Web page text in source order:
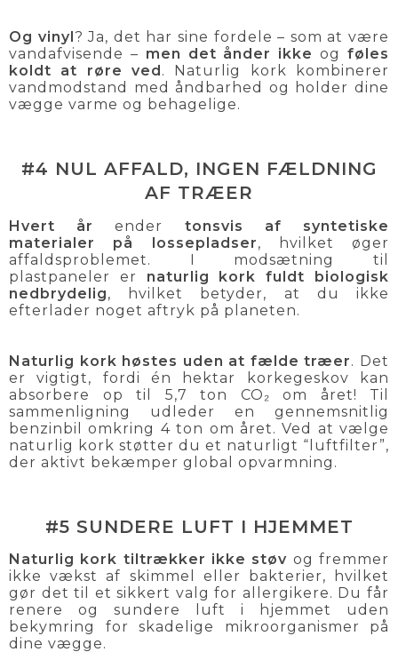
Og vinyl ? Ja, det har sine fordele – som at være
vandafvisende – men det ånder ikke ogføles
koldt at røre ved . Naturlig kork kombinerer
vandmodstand med åndbarhed og holder dine
vægge varme og behagelige.
#4 NUL AFFALD, INGEN FÆLDNING
AF TRÆER
Hvert år ender tonsvis af syntetiske
materialer på lossepladser, hvilket øger
affaldsproblemet. I modsætning til
plastpaneler er naturlig kork fuldt biologisk
nedbrydelig, hvilket betyder, at du ikke
efterlader noget aftryk på planeten.
Naturlig kork høstes uden at fælde træer. Det
er vigtigt, fordi én hektar korkegeskov kan
absorbere op til 5,7 ton CO₂ om året! Til
sammenligning udleder en gennemsnitlig
benzinbil omkring 4 ton om året. Ved at vælge
naturlig kork støtter du et naturligt “luftfilter”,
der aktivt bekæmper global opvarmning.
#5 SUNDERE LUFT I HJEMMET
Naturlig kork tiltrækker ikke støv og fremmer
ikke vækst af skimmel eller bakterier, hvilket
gør det til et sikkert valg for allergikere. Du får
renere og sundere luft i hjemmet uden
bekymring for skadelige mikroorganismer på
dine vægge.